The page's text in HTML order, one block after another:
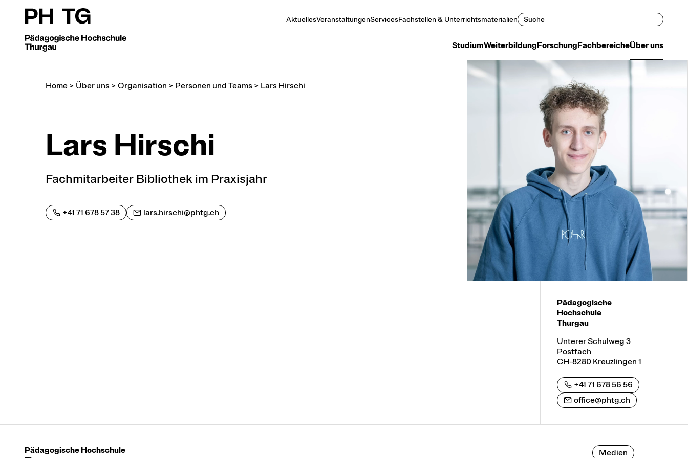
StudiumWeiterbildungForschungFachbereicheÜber uns
AktuellesVeranstaltungenServicesFachstellen & Unterrichtsmaterialien Suchen
Home > Über uns > Organisation > Personen und Teams > Lars Hirschi
Lars Hirschi
Fachmitarbeiter Bibliothek im Praxisjahr
+41 71 678 57 38 lars.hirschi@phtg.ch
Pädagogische
Hochschule
Thurgau
Unterer Schulweg 3
Postfach
CH-8280 Kreuzlingen 1
+41 71 678 56 56
office@phtg.ch
Pädagogische Hochschule
Medien